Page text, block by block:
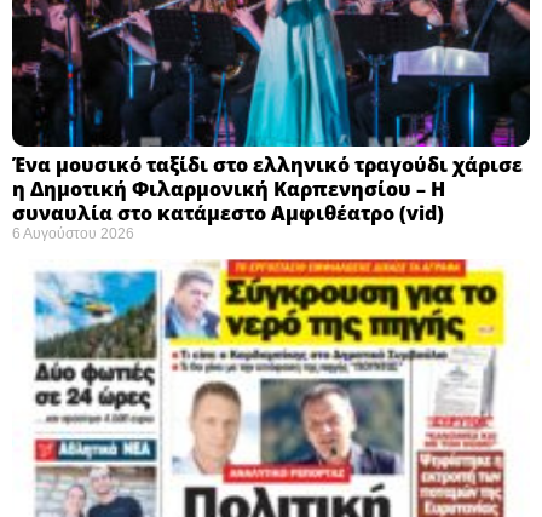
Ένα μουσικό ταξίδι στο ελληνικό τραγούδι χάρισε
η Δημοτική Φιλαρμονική Καρπενησίου – Η
συναυλία στο κατάμεστο Αμφιθέατρο (vid)
6 Αυγούστου 2026